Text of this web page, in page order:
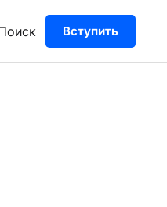
Вступить